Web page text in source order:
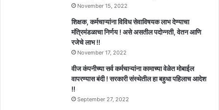
November 15, 2022
शिक्षक, कर्मचाऱ्यांना विविध सेवाविषयक लाभ देण्याचा
मंत्रिमंडळाचा निर्णय ! असे असतील पदोन्नती, वेतन आणि
रजेचे लाभ !!
November 17, 2022
वीज कंपनीच्या सर्व कर्मचाऱ्यांना कामाच्या वेळेत मोबाईल
वापरण्यास बंदी ! सरकारी संस्थेतील हा बहुधा पहिलाच आदेश
!!
September 27, 2022